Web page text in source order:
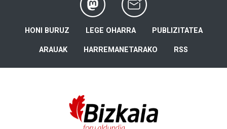
HONI BURUZ LEGE OHARRA PUBLIZITATEA
ARAUAK HARREMANETARAKO RSS